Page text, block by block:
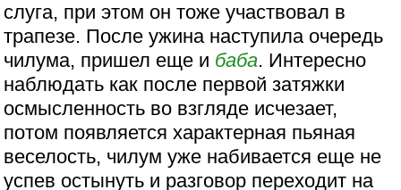
слуга, при этом он тоже участвовал в
трапезе. После ужина наступила очередь
чилума, пришел еще и баба. Интересно
наблюдать как после первой затяжки
осмысленность во взгляде исчезает,
потом появляется характерная пьяная
веселость, чилум уже набивается еще не
успев остынуть и разговор переходит на